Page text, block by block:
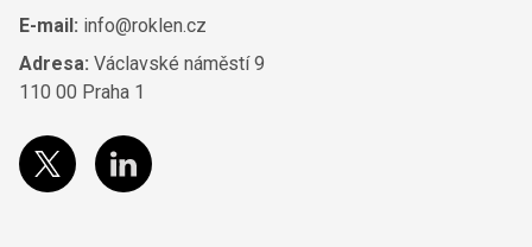
E-mail: info@roklen.cz
Adresa: Václavské náměstí 9
110 00 Praha 1